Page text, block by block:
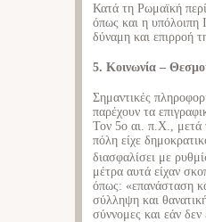
Κατά τη Ρωμαϊκή
όπως και η υπόλοιπη
δύναμη και επιρροή
5. Κοινωνία –
Σημαντικές
παρέχουν τα
Τον 5ο αι. π.Χ., μετά
πόλη είχε
διασφαλίσει με
μέτρα αυτά είχαν
όπως: «επανάσταση
σύλληψη και
σύννομες και εάν